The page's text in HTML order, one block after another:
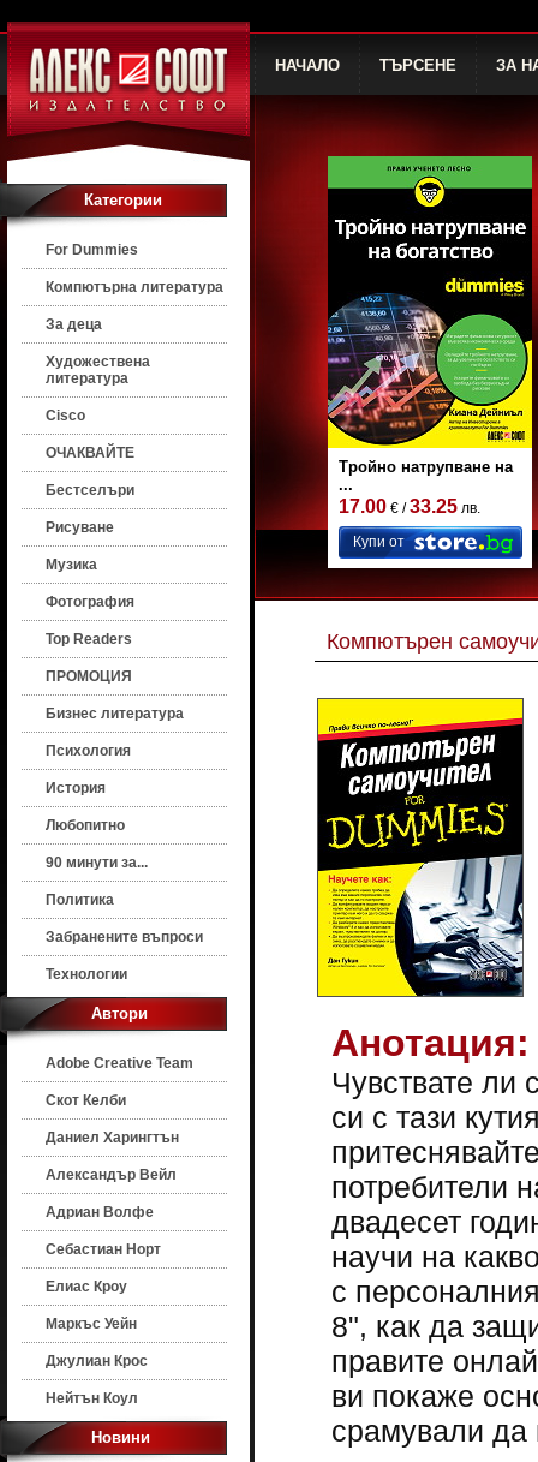
НАЧАЛО ТЪРСЕНЕ ЗА
Категории
For Dummies
Компютърна литература
За деца
Художествена
литература
Cisco
ОЧАКВАЙТЕ
Бестселъри
Рисуване
Музика
Фотография
Top Readers
ПРОМОЦИЯ
Бизнес литература
Психология
История
Любопитно
90 минути за...
Политика
Забранените въпроси
Технологии
Автори
Adobe Creative Team
Скот Келби
Даниел Харингтън
Александър Вейл
Адриан Волфе
Себастиан Норт
Елиас Кроу
Маркъс Уейн
Джулиан Крос
Нейтън Коул
Новини
Тройно натрупване на
...
17.00 € /33.25 лв.
Купи от
Компютърен
Анотация:
Чувствате ли
си с тази
потребители
двадесет
научи на
с
8", как да
правите
ви покаже
срамували да